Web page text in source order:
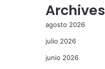
Archives
agosto 2026
julio 2026
junio 2026